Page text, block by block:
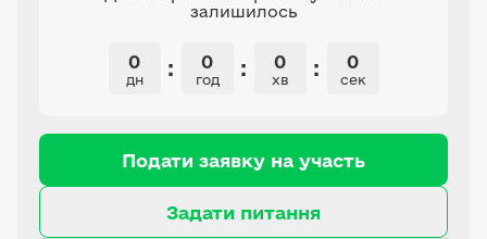
залишилось
0
дн : 0
год : 0
хв : 0
сек
Подати заявку на участь
Задати питання